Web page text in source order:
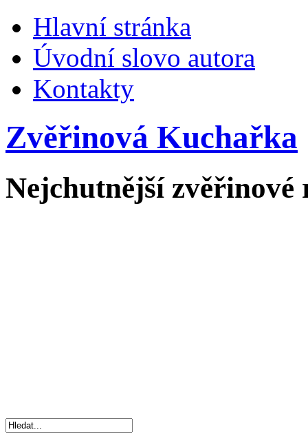
Hlavní stránka
Úvodní slovo autora
Kontakty
Zvěřinová Kuchařka
Nejchutnější zvěřinové